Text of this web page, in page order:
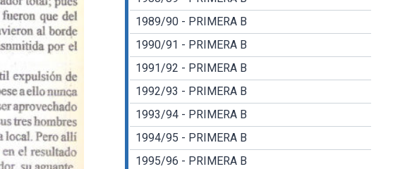
1989/90 - PRIMERA B
1990/91 - PRIMERA B
1991/92 - PRIMERA B
1992/93 - PRIMERA B
1993/94 - PRIMERA B
1994/95 - PRIMERA B
1995/96 - PRIMERA B